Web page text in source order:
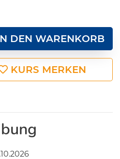
DEN WARENKORB
KURS MERKEN